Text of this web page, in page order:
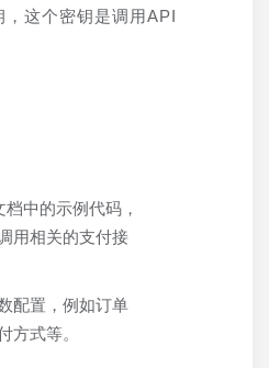
，这个密钥是调用API
中的示例代码，
用相关的支付接
配置，例如订单
方式等。